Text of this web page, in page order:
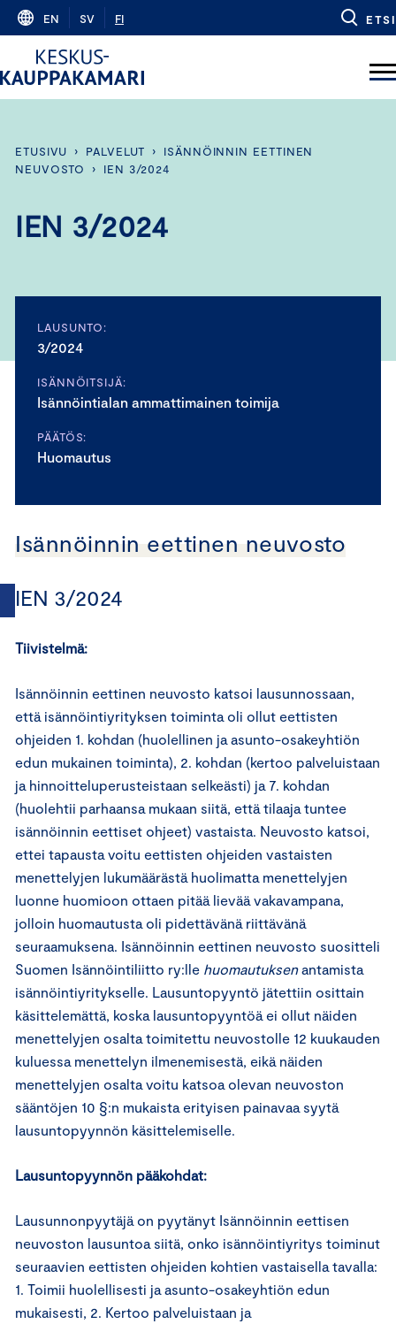
Skip
content
EN SV FI ETSI
ETUSIVU › PALVELUT ›
ISÄNNÖINNIN EETTINEN
NEUVOSTO
› IEN 3/2024
IEN 3/2024
LAUSUNTO:
3/2024
ISÄNNÖITSIJÄ:
Isännöintialan ammattimainen toimija
PÄÄTÖS:
Huomautus
Isännöinnin eettinen neuvosto
IEN 3/2024
Tiivistelmä:
Isännöinnin eettinen neuvosto katsoi lausunnossaan,
että isännöintiyrityksen toiminta oli ollut eettisten
ohjeiden 1. kohdan (huolellinen ja asunto-osakeyhtiön
edun mukainen toiminta), 2. kohdan (kertoo palveluistaan
ja hinnoitteluperusteistaan selkeästi) ja 7. kohdan
(huolehtii parhaansa mukaan siitä, että tilaaja tuntee
isännöinnin eettiset ohjeet) vastaista. Neuvosto katsoi,
ettei tapausta voitu eettisten ohjeiden vastaisten
menettelyjen lukumäärästä huolimatta menettelyjen
luonne huomioon ottaen pitää lievää vakavampana,
jolloin huomautusta oli pidettävänä riittävänä
seuraamuksena. Isännöinnin eettinen neuvosto suositteli
Suomen Isännöintiliitto ry:lle huomautuksenantamista
isännöintiyritykselle. Lausuntopyyntö jätettiin osittain
käsittelemättä, koska lausuntopyyntöä ei ollut näiden
menettelyjen osalta toimitettu neuvostolle 12 kuukauden
kuluessa menettelyn ilmenemisestä, eikä näiden
menettelyjen osalta voitu katsoa olevan neuvoston
sääntöjen 10 §:n mukaista erityisen painavaa syytä
lausuntopyynnön käsittelemiselle.
Lausuntopyynnön pääkohdat:
Lausunnonpyytäjä on pyytänyt Isännöinnin eettisen
neuvoston lausuntoa siitä, onko isännöintiyritys toiminut
seuraavien eettisten ohjeiden kohtien vastaisella tavalla:
1. Toimii huolellisesti ja asunto-osakeyhtiön edun
mukaisesti, 2. Kertoo palveluistaan ja